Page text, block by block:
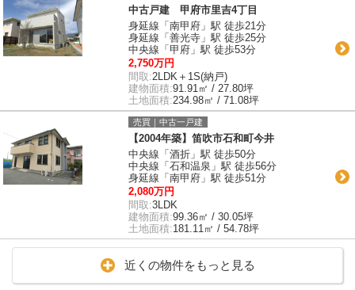
中古戸建 甲府市里吉4丁目
身延線「南甲府」駅 徒歩21分
身延線「善光寺」駅 徒歩25分
中央線「甲府」駅 徒歩53分
2,750万円
間取:2LDK＋1S(納戸)
建物面積:91.91㎡ / 27.80坪
土地面積:234.98㎡ / 71.08坪
売買｜中古一戸建
【2004年築】笛吹市石和町今井
中央線「酒折」駅 徒歩50分
中央線「石和温泉」駅 徒歩56分
身延線「南甲府」駅 徒歩51分
2,080万円
間取:3LDK
建物面積:99.36㎡ / 30.05坪
土地面積:181.11㎡ / 54.78坪
近くの物件をもっと見る